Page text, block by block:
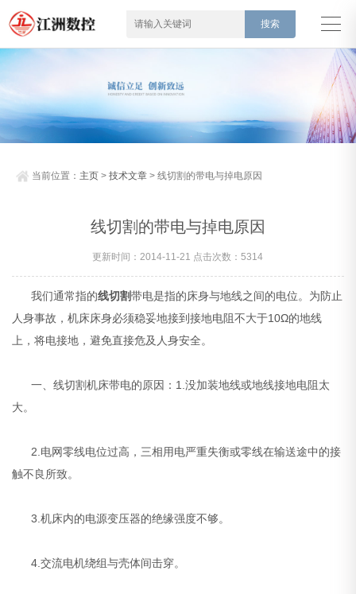
当前位置： 主页 >技术文章 > 线切割的带电与掉电原因
线切割的带电与掉电原因
更新时间：2014-11-21 点击次数：5314
我们通常指的线切割带电是指的床身与地线之间的电位。为防止
人身事故，机床床身必须稳妥地接到接地电阻不大于10Ω的地线
上，将电接地，避免直接危及人身安全。
一、线切割机床带电的原因：1.没加装地线或地线接地电阻太
大。
2.电网零线电位过高，三相用电严重失衡或零线在输送途中的接
触不良所致。
3.机床内的电源变压器的绝缘强度不够。
4.交流电机绕组与壳体间击穿。